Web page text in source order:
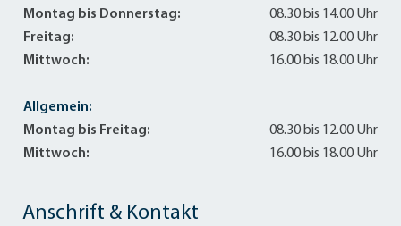
Anschrift & Kontakt
Montag bis Donnerstag:
08.30 bis 14.00 Uhr
Freitag:
08.30 bis 12.00 Uhr
Mittwoch:
16.00 bis 18.00 Uhr
Allgemein:
Montag bis Freitag:
08.30 bis 12.00 Uhr
Mittwoch:
16.00 bis 18.00 Uhr